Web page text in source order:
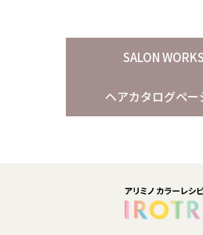
SALON
ヘアカタログペー